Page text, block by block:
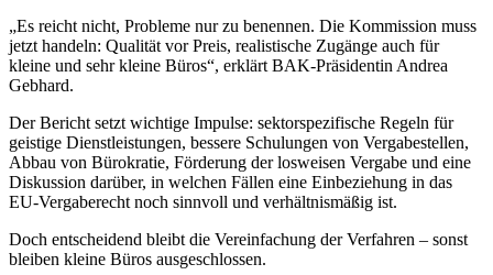
„Es reicht nicht, Probleme nur zu benennen. Die Kommission muss
jetzt handeln: Qualität vor Preis, realistische Zugänge auch für
kleine und sehr kleine Büros“, erklärt BAK-Präsidentin Andrea
Gebhard.
Der Bericht setzt wichtige Impulse: sektorspezifische Regeln für
geistige Dienstleistungen, bessere Schulungen von Vergabestellen,
Abbau von Bürokratie, Förderung der losweisen Vergabe und eine
Diskussion darüber, in welchen Fällen eine Einbeziehung in das
EU-Vergaberecht noch sinnvoll und verhältnismäßig ist.
Doch entscheidend bleibt die Vereinfachung der Verfahren – sonst
bleiben kleine Büros ausgeschlossen.